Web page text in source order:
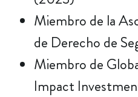
Miembro de la
de Derecho de
Miembro de
Impact